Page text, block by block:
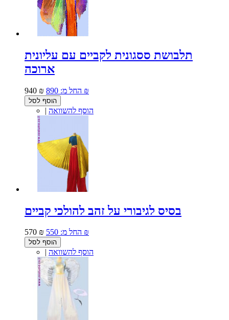
תלבושת ססגונית לקביים עם עליונית
ארוכה
940 ₪ החל מ: 890 ₪
הוסף לסל
| הוסף להשוואה
בסיס לגיבורי על זהב להולכי קביים
570 ₪ החל מ: 550 ₪
הוסף לסל
| הוסף להשוואה